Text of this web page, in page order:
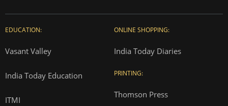
EDUCATION:
Vasant Valley
India Today Education
ITMI
ONLINE SHOPPING:
India Today Diaries
PRINTING:
Thomson Press